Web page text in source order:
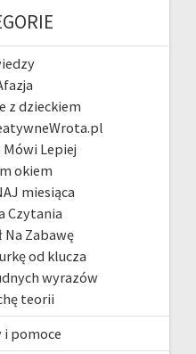
z dzieckiem
Mówi Lepiej
okiem
miesiąca
Czytania
Na Zabawę
od klucza
wyrazów
teorii
i pomoce